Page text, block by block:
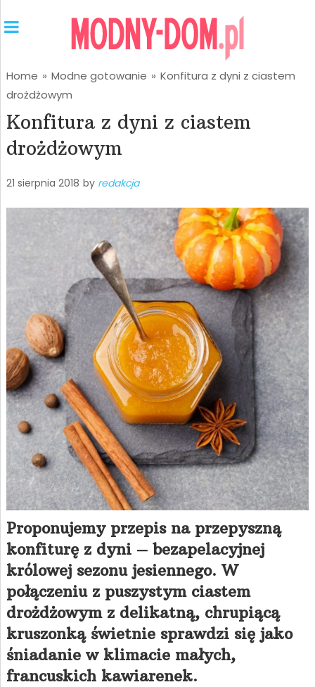
Home » Modne gotowanie » Konfitura z dyni z ciastem
drożdżowym
Konfitura z dyni z ciastem
drożdżowym
21 sierpnia 2018 by redakcja
Proponujemy przepis na przepyszną
konfiturę z dyni – bezapelacyjnej
królowej sezonu jesiennego. W
połączeniu z puszystym ciastem
drożdżowym z delikatną, chrupiącą
kruszonką świetnie sprawdzi się jako
śniadanie w klimacie małych,
francuskich kawiarenek.